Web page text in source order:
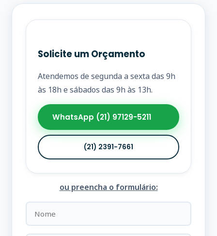
Solicite um Orçamento
Atendemos de segunda a sexta das 9h
às 18h e sábados das 9h às 13h.
WhatsApp (21) 97129-5211
(21) 2391-7661
ou preencha o formulário: